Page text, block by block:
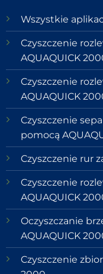
Wszystkie
Czyszczenie
AQUAQUICK
Czyszczenie
AQUAQUICK
Czyszczenie
pomocą
Czyszczenie rur
Czyszczenie
AQUAQUICK
Oczyszczanie
AQUAQUICK
Czyszczenie